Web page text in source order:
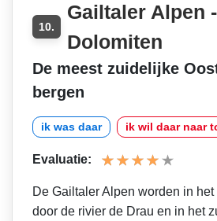
10.
Gailtaler Alpen
Dolomiten
De meest zuidelijke
bergen
ik was daar ik wil daar naar
Evaluatie:
De Gailtaler Alpen worden in
door de rivier de Drau en in het